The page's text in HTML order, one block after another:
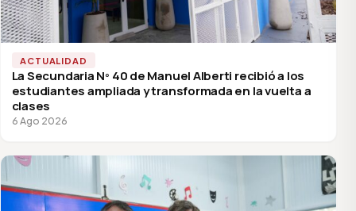
ACTUALIDAD
La Secundaria Nº 40 de Manuel Alberti recibió a los
estudiantes ampliada y transformada en la vuelta a
clases
6 Ago 2026